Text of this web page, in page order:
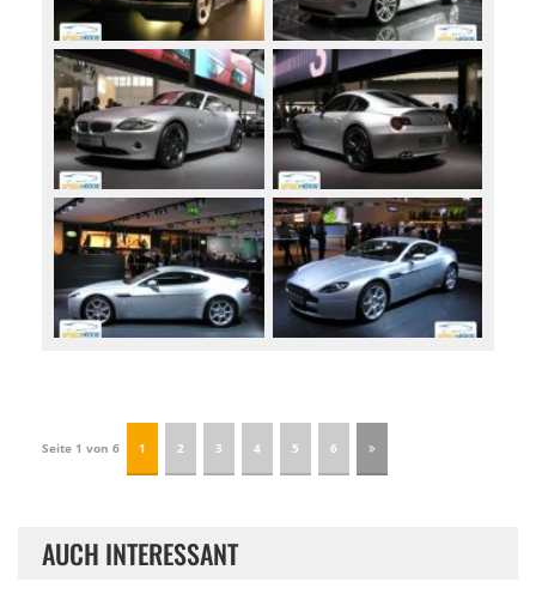
Seite 1 von 6 1 2 3 4 5 6
AUCH INTERESSANT